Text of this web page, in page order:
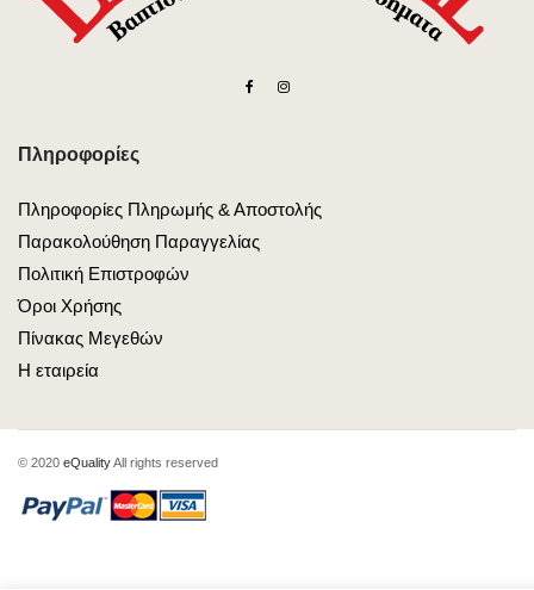
Πληροφορίες
Πληροφορίες Πληρωμής & Αποστολής
Παρακολούθηση Παραγγελίας
Πολιτική Επιστροφών
Όροι Χρήσης
Πίνακας Μεγεθών
Η εταιρεία
© 2020 eQualityAll rights reserved